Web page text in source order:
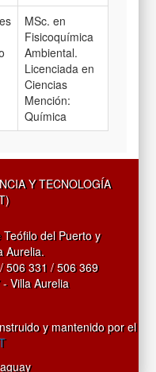
MSc. en
Fisicoquímica
Ambiental.
Licenciada en
Ciencias
Mención:
Química
Y TECNOLOGÍA
del Puerto y
Aurelia.
506 331 / 506 369
Villa Aurelia
y mantenido por el